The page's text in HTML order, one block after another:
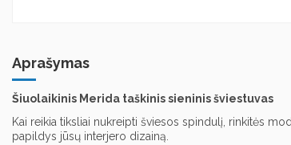
Aprašymas
Šiuolaikinis Merida taškinis sieninis šviestuvas
Kai reikia tiksliai nukreipti šviesos spindulį, rinkitės
papildys jūsų interjero dizainą.